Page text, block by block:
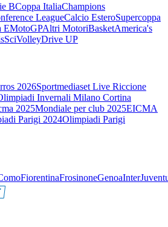
BCoppa ItaliaChampions
LeagueCalcio EsteroSupercoppa
EMotoGPAltri MotoriBasketAmerica's
SciVolleyDrive UP
2026Sportmediaset Live Riccione
Invernali Milano Cortina
2025Mondiale per club 2025EICMA
Parigi 2024Olimpiadi Parigi
FiorentinaFrosinoneGenoaInter